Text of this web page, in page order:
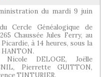
du mardi 9 juin
Cercle Généalogique de
Chaussée Jules Ferry, au
à 14 heures, sous la
DELOGE, Joëlle
Pierrette GUITTON,
TINTURIER.